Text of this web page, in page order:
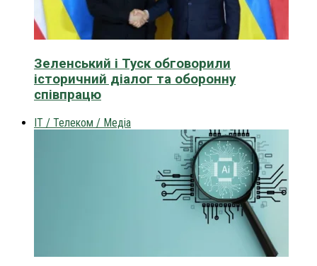
Зеленський і Туск обговорили
історичний діалог та оборонну
співпрацю
IT / Телеком / Медіа